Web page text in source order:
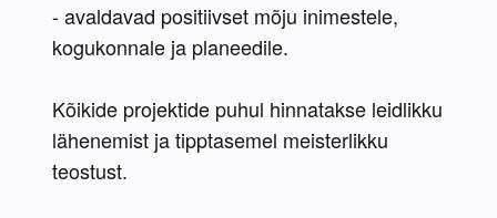
- avaldavad positiivset mõju inimestele,
kogukonnale ja planeedile.
Kõikide projektide puhul hinnatakse leidlikku
lähenemist ja tipptasemel meisterlikku
teostust.